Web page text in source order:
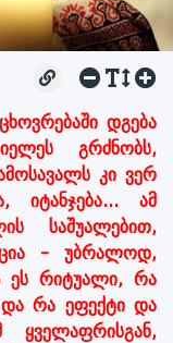
დგება
გრძნობს,
კი ვერ
იტანჯება... ამ
საშუალებით,
- უბრალოდ,
ეს რიტუალი, რა
და რა ეფექტი და